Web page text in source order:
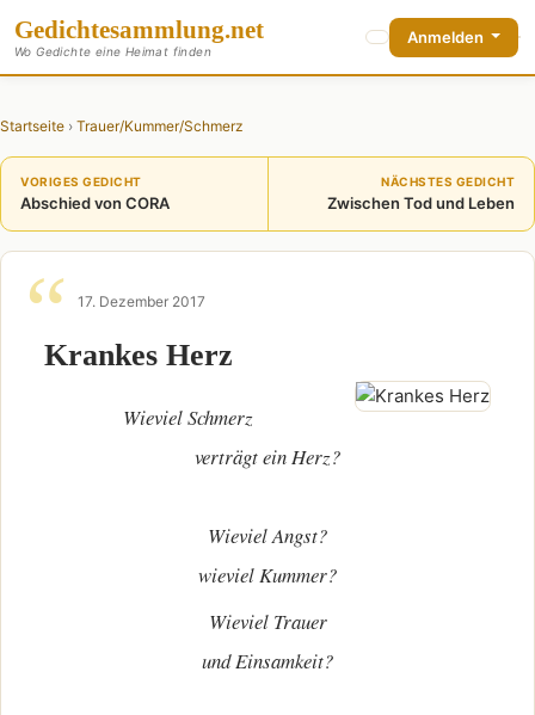
Gedichtesammlung.net
Wo Gedichte eine Heimat finden
Anmelden
Startseite › Trauer/Kummer/Schmerz
VORIGES GEDICHT
Abschied von CORA
NÄCHSTES GEDICHT
Zwischen Tod und Leben
17. Dezember 2017
Krankes Herz
Wieviel Schmerz
verträgt ein Herz?
Wieviel Angst?
wieviel Kummer?
Wieviel Trauer
und Einsamkeit?